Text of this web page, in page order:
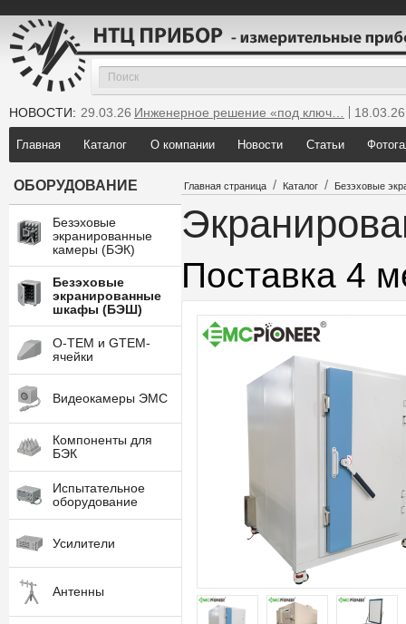
НОВОСТИ: 29.03.26 Инженерное решение «под ключ…
18.03.26
25.12.25Мы инсталлировали новую GTEM…
Главная Каталог О компании Новости Статьи
ОБОРУДОВАНИЕ
Безэховые
экранированные
камеры (БЭК)
Безэховые
экранированные
шкафы (БЭШ)
O-TEM и GTEM-
ячейки
Видеокамеры ЭМС
Компоненты для
БЭК
Испытательное
оборудование
Усилители
Антенны
Главная страница / Каталог / Безэховые
Поставка 4